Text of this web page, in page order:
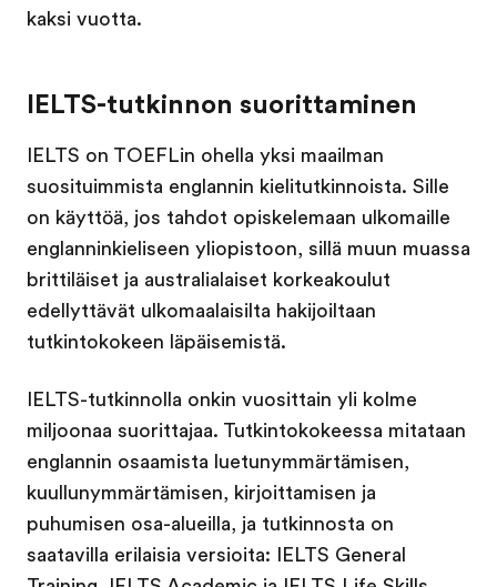
kaksi vuotta.
IELTS-tutkinnon suorittaminen
IELTS on TOEFLin ohella yksi maailman
suosituimmista englannin kielitutkinnoista. Sille
on käyttöä, jos tahdot opiskelemaan ulkomaille
englanninkieliseen yliopistoon, sillä muun muassa
brittiläiset ja australialaiset korkeakoulut
edellyttävät ulkomaalaisilta hakijoiltaan
tutkintokokeen läpäisemistä.
IELTS-tutkinnolla onkin vuosittain yli kolme
miljoonaa suorittajaa. Tutkintokokeessa mitataan
englannin osaamista luetunymmärtämisen,
kuullunymmärtämisen, kirjoittamisen ja
puhumisen osa-alueilla, ja tutkinnosta on
saatavilla erilaisia versioita: IELTS General